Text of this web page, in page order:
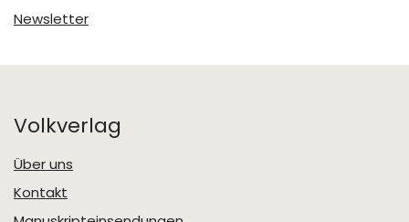
Newsletter
Volkverlag
Über uns
Kontakt